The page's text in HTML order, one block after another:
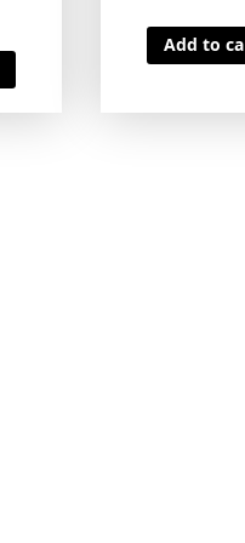
Add to